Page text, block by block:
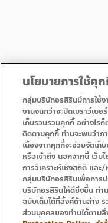
• Homepage
• Service
นโยบายการใช้คุ
กลุ่มบริษัทอรสิรินมีการใช้
งานจนกว่าจะปิดเบราว์เซ
เก็บรวบรวมคุกกี้ อย่างไร
ติดตามคุกกี้ ท่านจะพบว่าก
เนื่องจากคุกกี้จะช่วยจัดเก็
หรือเข้าถึง นอกจากนี้ เว็บ
การวิเคราะห์เชิงสถิติ แล
กลุ่มบริษัทอรสิรินเพื่อกา
บริษัทอรสิรินให้ดียิ่งขึ้น ท่า
ฉบับเต็มได้ที่ลิ้งค์ด้านล่าง
ส่วนบุคคลของท่านได้ตาม